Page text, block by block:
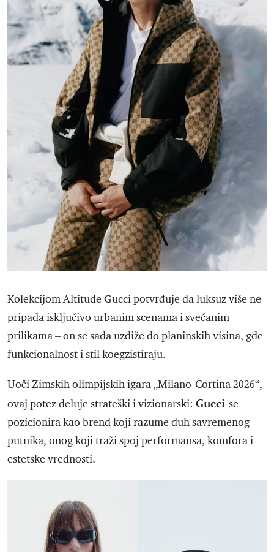
Kolekcijom Altitude Gucci potvrđuje da luksuz više ne
pripada isključivo urbanim scenama i svečanim
prilikama – on se sada uzdiže do planinskih visina, gde
funkcionalnost i stil koegzistiraju.
Uoči Zimskih olimpijskih igara „Milano-Cortina 2026“,
ovaj potez deluje strateški i vizionarski: Gucci se
pozicionira kao brend koji razume duh savremenog
putnika, onog koji traži spoj performansa, komfora i
estetske vrednosti.